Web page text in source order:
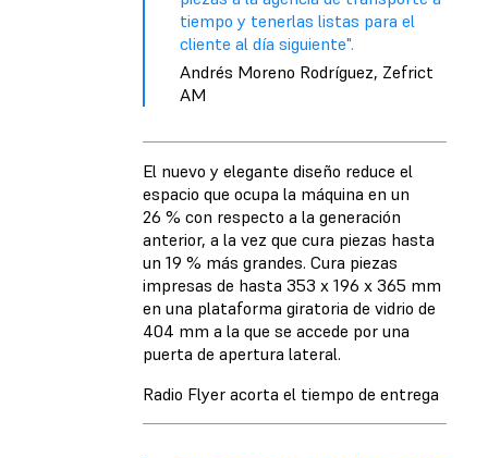
tiempo y tenerlas listas para el
cliente al día siguiente".
Andrés Moreno Rodríguez, Zefrict
AM
El nuevo y elegante diseño reduce el
espacio que ocupa la máquina en un
26 % con respecto a la generación
anterior, a la vez que cura piezas hasta
un 19 % más grandes. Cura piezas
impresas de hasta 353 x 196 x 365 mm
en una plataforma giratoria de vidrio de
404 mm a la que se accede por una
puerta de apertura lateral.
Radio Flyer acorta el tiempo de entrega